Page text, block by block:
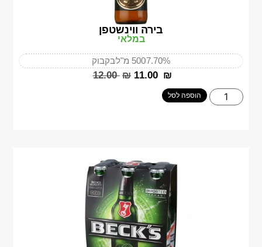
בירה ווינשטפן
במלאי
7.70%500 מ"ל בקבוק
‎12.00 ₪ ‎11.00 ₪
הוספה לסל